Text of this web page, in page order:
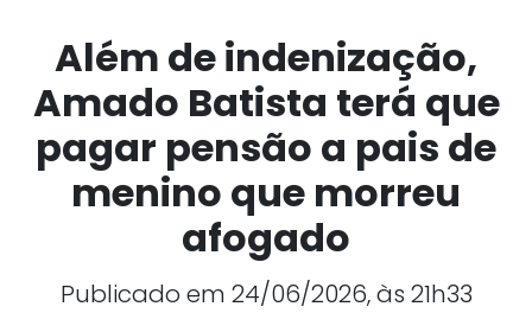
Além de indenização,
Amado Batista terá que
pagar pensão a pais de
menino que morreu
afogado
Publicado em 24/06/2026, às 21h33